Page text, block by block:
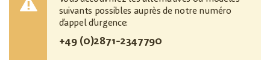
suivants possibles auprès de notre numéro
d’appel d’urgence:
+49 (0)2871-2347790